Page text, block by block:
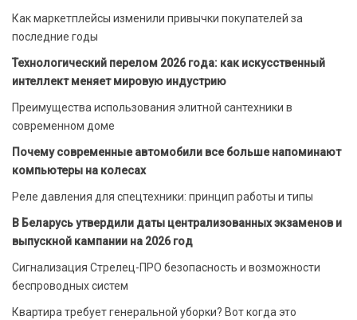
Как маркетплейсы изменили привычки покупателей за
последние годы
Технологический перелом 2026 года: как искусственный
интеллект меняет мировую индустрию
Преимущества использования элитной сантехники в
современном доме
Почему современные автомобили все больше напоминают
компьютеры на колесах
Реле давления для спецтехники: принцип работы и типы
В Беларусь утвердили даты централизованных экзаменов и
выпускной кампании на 2026 год
Сигнализация Стрелец-ПРО безопасность и возможности
беспроводных систем
Квартира требует генеральной уборки? Вот когда это